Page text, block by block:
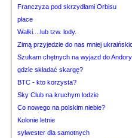
Franczyza pod skrzydłami Orbisu
płace
Wałki....lub tzw. lody.
Zimą przyjedzie do nas mniej
Szukam chętnych na wyjazd do Andory
gdzie składać skargę?
BTC - kto korzysta?
Sky Club na kruchym lodzie
Co nowego na polskim niebie?
Kolonie letnie
sylwester dla samotnych